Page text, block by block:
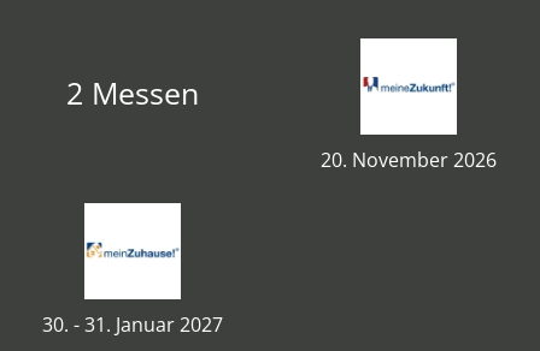
2 Messen
20. November 2026
30. - 31. Januar 2027